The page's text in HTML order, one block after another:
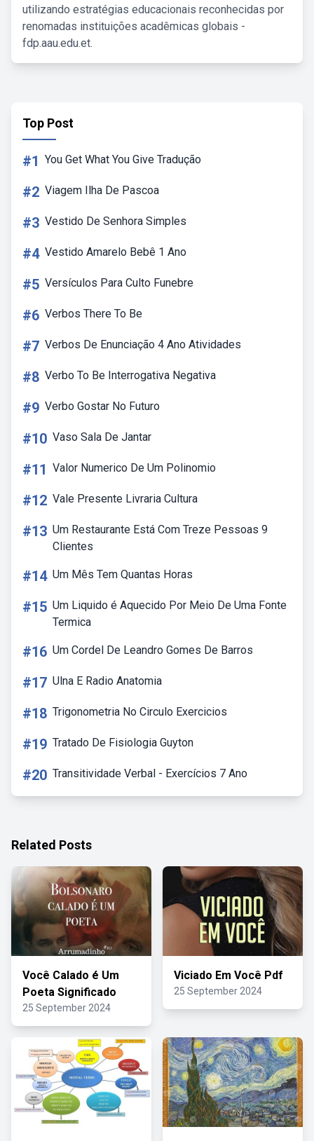
utilizando estratégias educacionais reconhecidas por
renomadas instituições acadêmicas globais -
fdp.aau.edu.et.
Top Post
#1 You Get What You Give Tradução
#2 Viagem Ilha De Pascoa
#3 Vestido De Senhora Simples
#4 Vestido Amarelo Bebê 1 Ano
#5 Versículos Para Culto Funebre
#6 Verbos There To Be
#7 Verbos De Enunciação 4 Ano Atividades
#8 Verbo To Be Interrogativa Negativa
#9 Verbo Gostar No Futuro
#10 Vaso Sala De Jantar
#11 Valor Numerico De Um Polinomio
#12 Vale Presente Livraria Cultura
#13 Um Restaurante Está Com Treze Pessoas 9
Clientes
#14 Um Mês Tem Quantas Horas
#15 Um Liquido é Aquecido Por Meio De Uma Fonte
Termica
#16 Um Cordel De Leandro Gomes De Barros
#17 Ulna E Radio Anatomia
#18 Trigonometria No Circulo Exercicios
#19 Tratado De Fisiologia Guyton
#20 Transitividade Verbal - Exercícios 7 Ano
Related Posts
Você Calado é Um
Poeta Significado
25 September 2024
Viciado Em Você Pdf
25 September 2024